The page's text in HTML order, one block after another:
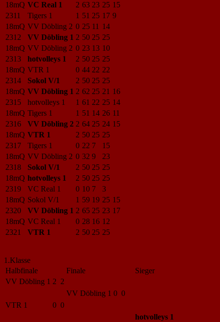
18mQ VC Real 1 2 63 23 25 15
2311
Tigers 1 1 51 25 17 9
18mQ VV Döbling 2 0 25 11 14
2312
VV Döbling 1 2 50 25 25
18mQ VV Döbling 2 0 23 13 10
2313
hotvolleys 1 2 50 25 25
18mQ VTR 1 0 44 22 22
2314
Sokol V/1 2 50 25 25
18mQ VV Döbling 1 2 62 25 21 16
2315
hotvolleys 1 1 61 22 25 14
18mQ Tigers 1 1 51 14 26 11
2316
VV Döbling 2 2 64 25 24 15
18mQ VTR 1 2 50 25 25
2317
Tigers 1 0 22 7
15
18mQ VV Döbling 2 0 32 9
23
2318
Sokol V/1 2 50 25 25
18mQ hotvolleys 1 2 50 25 25
2319
VC Real 1 0 10 7
3
18mQ Sokol V/1 1 59 19 25 15
2320
VV Döbling 1 2 65 25 23 17
18mQ VC Real 1 0 28 16 12
2321
VTR 1 2 50 25 25
1.Klasse
Halbfinale
Finale
Sieger
VV Döbling 1 2 2
VV Döbling 1 0 0
VTR 1
0 0
hotvolleys 1